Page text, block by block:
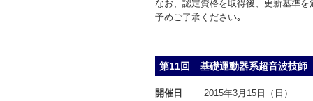
なお、認定資格を取得後、更新基準
予めご了承ください｡
第11回 基礎運動器系超音波技
開催日 2015年3月15日（日）